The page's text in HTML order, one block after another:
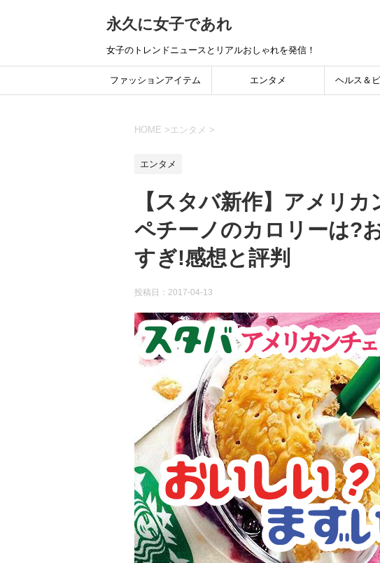
永久に女子であれ
女子のトレンドニュースとリアルおしゃれを発信！
ファッションアイテム エンタメ ヘルス＆
HOME >エンタメ >
エンタメ
【スタバ新作】アメリ
ペチーノのカロリーは?
すぎ!感想と評判
投稿日： 2017-04-13